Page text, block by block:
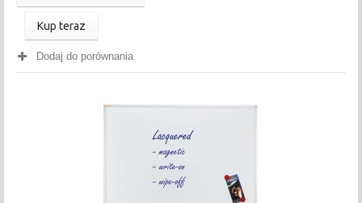
Kup teraz
Dodaj do porównania